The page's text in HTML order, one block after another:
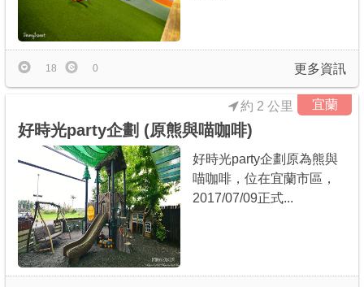
更多資訊
18 0
宜蘭
約 2 公里
好時光party企劃 (原熊與喵咖啡)
好時光party企劃原為熊與
喵咖啡，位在宜蘭市區，
2017/07/09正式...